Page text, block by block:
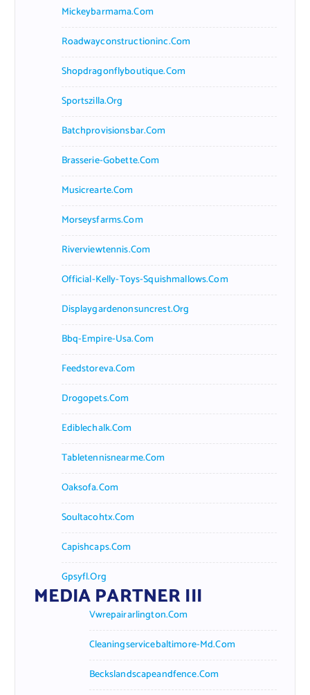
Mickeybarmama.com
Roadwayconstructioninc.com
Shopdragonflyboutique.com
Sportszilla.org
Batchprovisionsbar.com
Brasserie-Gobette.com
Musicrearte.com
Morseysfarms.com
Riverviewtennis.com
Official-Kelly-Toys-Squishmallows.com
Displaygardenonsuncrest.org
Bbq-Empire-Usa.com
Feedstoreva.com
Drogopets.com
Ediblechalk.com
Tabletennisnearme.com
Oaksofa.com
Soultacohtx.com
Capishcaps.com
Gpsyfl.org
MEDIA PARTNER III
Vwrepairarlington.com
Cleaningservicebaltimore-Md.com
Beckslandscapeandfence.com